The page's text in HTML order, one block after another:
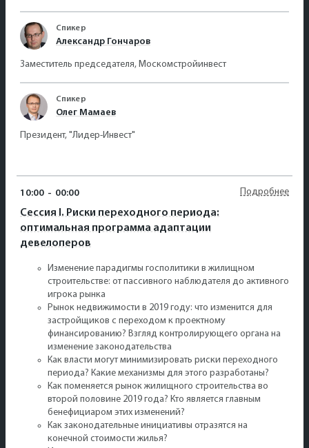
Спикер
Александр Гончаров
Заместитель председателя, Москомстройинвест
Спикер
Олег Мамаев
Президент, "Лидер-Инвест"
10:00 - 00:00
Сессия I. Риски переходного периода:
оптимальная программа адаптации
девелоперов
Подробнее
Изменение парадигмы госполитики в жилищном
строительстве: от пассивного наблюдателя до активного
игрока рынка
Рынок недвижимости в 2019 году: что изменится для
застройщиков с переходом к проектному
финансированию? Взгляд контролирующего органа на
изменение законодательства
Как власти могут минимизировать риски переходного
периода? Какие механизмы для этого разработаны?
Как поменяется рынок жилищного строительства во
второй половине 2019 года? Кто является главным
бенефициаром этих изменений?
Как законодательные инициативы отразятся на
конечной стоимости жилья?